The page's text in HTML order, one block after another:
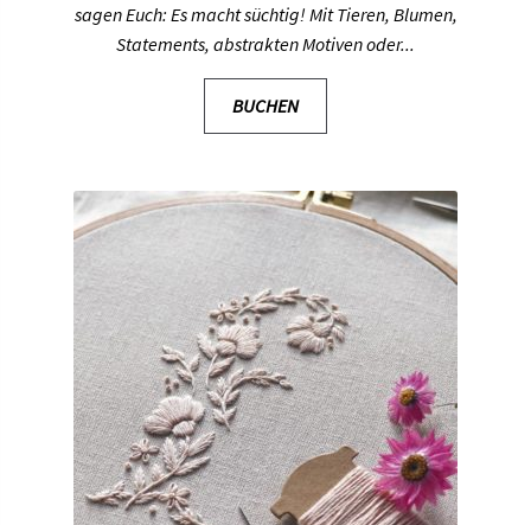
sagen Euch: Es macht süchtig! Mit Tieren, Blumen,
Statements, abstrakten Motiven oder...
BUCHEN